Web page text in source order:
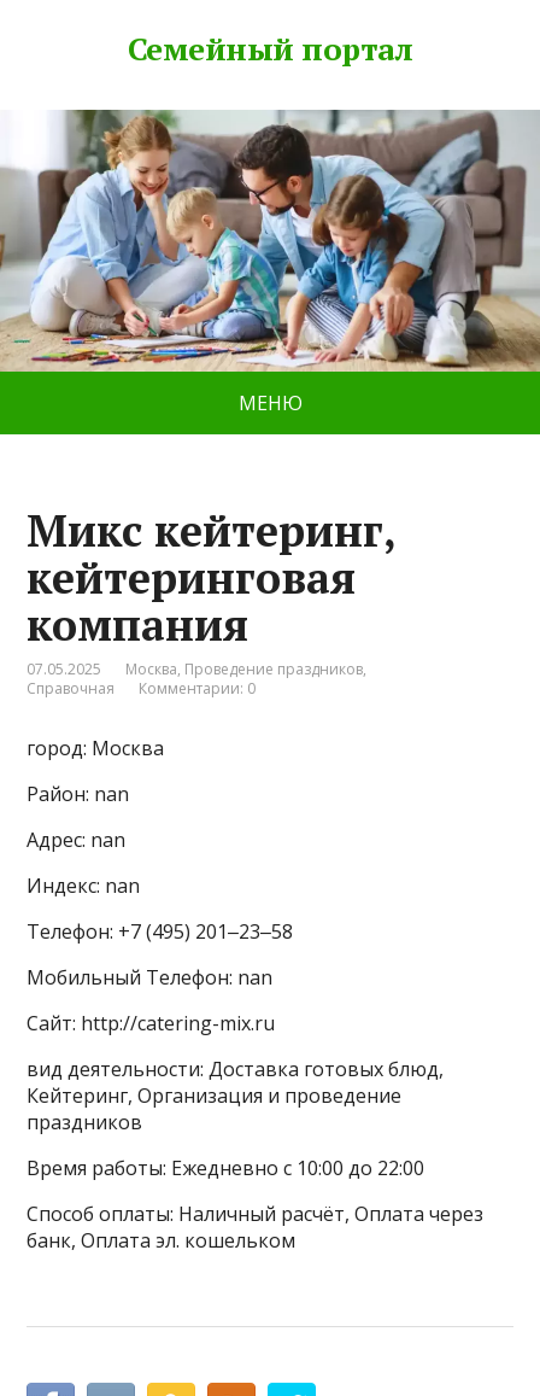
Семейный портал
МЕНЮ
Микс кейтеринг,
кейтеринговая
компания
07.05.2025 Москва, Проведение праздников,
Справочная
Комментарии: 0
город: Москва
Район: nan
Адрес: nan
Индекс: nan
Телефон: +7 (495) 201‒23‒58
Мобильный Телефон: nan
Сайт: http://catering-mix.ru
вид деятельности: Доставка готовых блюд,
Кейтеринг, Организация и проведение
праздников
Время работы: Ежедневно с 10:00 до 22:00
Способ оплаты: Наличный расчёт, Оплата через
банк, Оплата эл. кошельком